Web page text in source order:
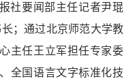
社要闻部主任记者尹琨
；通过北京师范大学教
主任王立军担任专家委
全国语言文字标准化技